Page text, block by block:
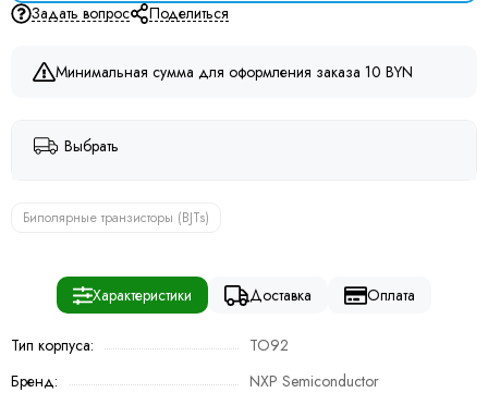
Задать вопрос Поделиться
Минимальная сумма для оформления заказа 10 BYN
Выбрать
Биполярные транзисторы (BJTs)
Характеристики Доставка Оплата
Тип корпуса:
TO92
Бренд:
NXP Semiconductor